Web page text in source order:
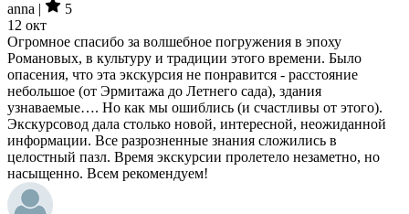
anna |
5
12 окт
Огромное спасибо за волшебное погружения в эпоху
Романовых, в культуру и традиции этого времени. Было
опасения, что эта экскурсия не понравится - расстояние
небольшое (от Эрмитажа до Летнего сада), здания
узнаваемые…. Но как мы ошиблись (и счастливы от этого).
Экскурсовод дала столько новой, интересной, неожиданной
информации. Все разрозненные знания сложились в
целостный пазл. Время экскурсии пролетело незаметно, но
насыщенно. Всем рекомендуем!